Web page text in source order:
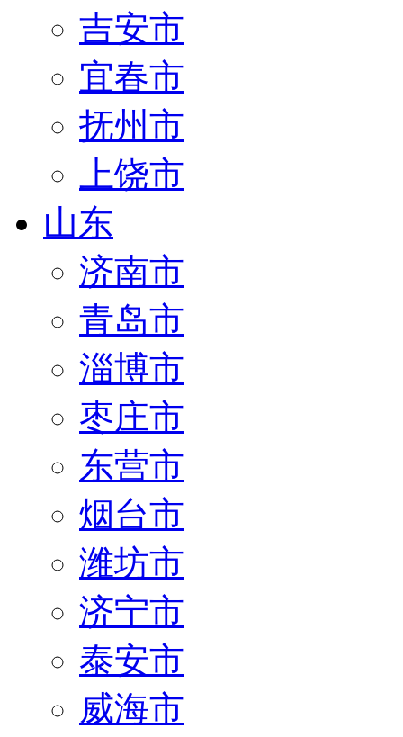
吉安市
宜春市
抚州市
上饶市
山东
济南市
青岛市
淄博市
枣庄市
东营市
烟台市
潍坊市
济宁市
泰安市
威海市